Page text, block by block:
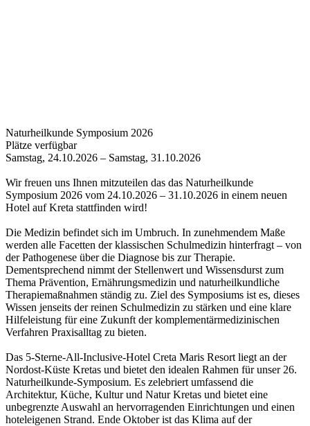
Naturheilkunde Symposium 2026
Plätze verfügbar
Samstag, 24.10.2026 – Samstag, 31.10.2026
Wir freuen uns Ihnen mitzuteilen das das Naturheilkunde
Symposium 2026 vom 24.10.2026 – 31.10.2026 in einem neuen
Hotel auf Kreta stattfinden wird!
Die Medizin befindet sich im Umbruch. In zunehmendem Maße
werden alle Facetten der klassischen Schulmedizin hinterfragt – von
der Pathogenese über die Diagnose bis zur Therapie.
Dementsprechend nimmt der Stellenwert und Wissensdurst zum
Thema Prävention, Ernährungsmedizin und naturheilkundliche
Therapiemaßnahmen ständig zu. Ziel des Symposiums ist es, dieses
Wissen jenseits der reinen Schulmedizin zu stärken und eine klare
Hilfeleistung für eine Zukunft der komplementärmedizinischen
Verfahren Praxisalltag zu bieten.
Das 5-Sterne-All-Inclusive-Hotel Creta Maris Resort liegt an der
Nordost-Küste Kretas und bietet den idealen Rahmen für unser 26.
Naturheilkunde-Symposium. Es zelebriert umfassend die
Architektur, Küche, Kultur und Natur Kretas und bietet eine
unbegrenzte Auswahl an hervorragenden Einrichtungen und einen
hoteleigenen Strand. Ende Oktober ist das Klima auf der